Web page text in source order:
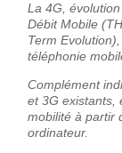
La 4G,
Débit Mobile
Term
téléphonie
Complément
et 3G existants,
mobilité à partir
ordinateur.